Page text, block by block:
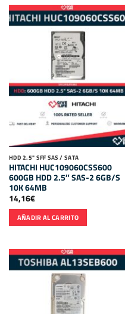
HDD 2.5" SFF SAS / SATA
HITACHI HUC109060CSS600
600GB HDD 2.5″ SAS-2 6GB/S
10K 64MB
14,16€
AÑADIR AL CARRITO